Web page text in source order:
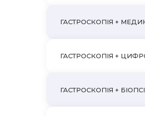
ГАСТРОСКОПІЯ +
ГАСТРОСКОПІЯ +
ГАСТРОСКОПІЯ +